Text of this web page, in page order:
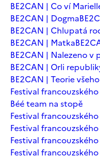
BE2CAN | Co ví
BE2CAN | Dogma
BE2CAN | Chlupatá
BE2CAN | Matka
BE2CAN | Nalezeno v
BE2CAN | Orli
BE2CAN | Teorie všeho
Festival
Béé team na stopě
Festival
Festival
Festival
Festival